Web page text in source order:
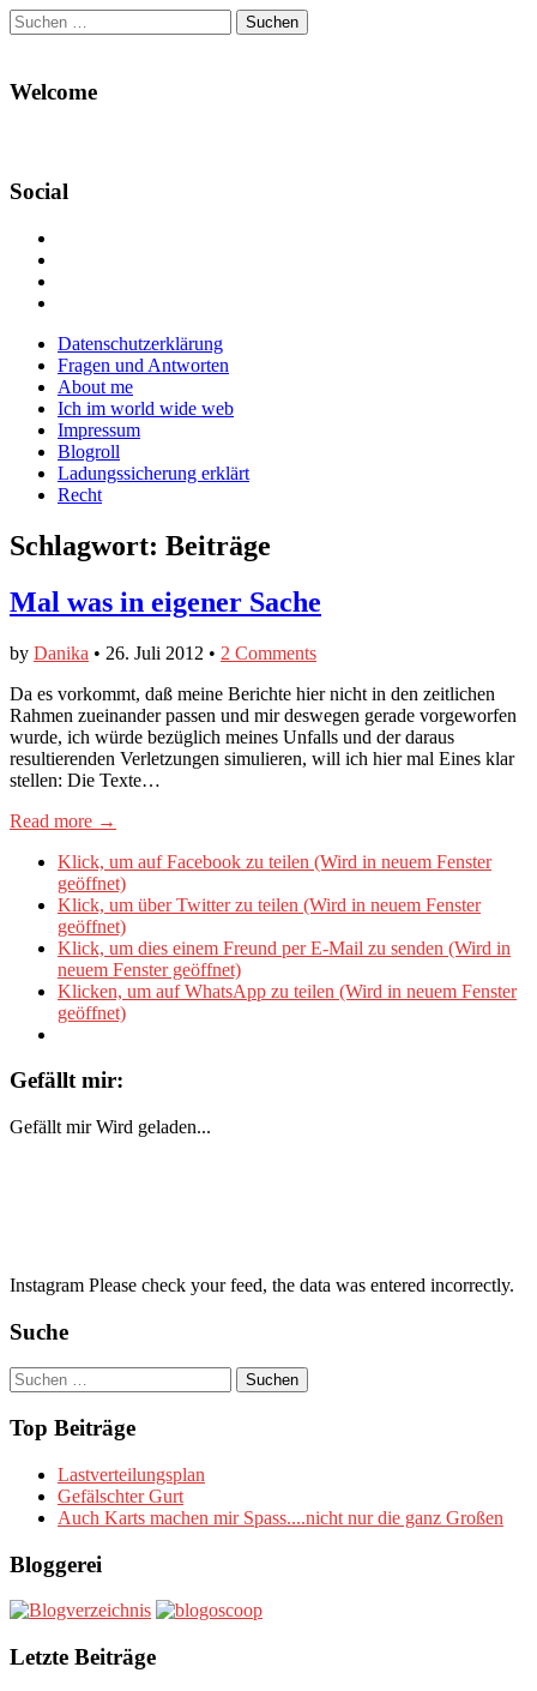
Suchen
nach:
Welcome
Social
Facebook
anzeigen
Twitter
anzeigen
auf
Instagram
anzeigen
Main
menu
Skip
content
Datenschutzerklärung
Fragen und Antworten
About me
Ich im world wide web
Impressum
Blogroll
Ladungssicherung erklärt
Recht
Schlagwort: Beiträge
Mal was in eigener Sache
by Danika • 26. Juli 2012 • 2 Comments
Da es vorkommt, daß meine Berichte hier nicht in den zeitlichen
Rahmen zueinander passen und mir deswegen gerade vorgeworfen
wurde, ich würde bezüglich meines Unfalls und der daraus
resultierenden Verletzungen simulieren, will ich hier mal Eines klar
stellen: Die Texte…
Read more →
Klick, um auf Facebook zu teilen (Wird in neuem Fenster
geöffnet)
Klick, um über Twitter zu teilen (Wird in neuem Fenster
geöffnet)
Klick, um dies einem Freund per E-Mail zu senden (Wird in
neuem Fenster geöffnet)
Klicken, um auf WhatsApp zu teilen (Wird in neuem Fenster
geöffnet)
Gefällt mir:
Gefällt mir Wird geladen...
Instagram Please check your feed, the data was entered incorrectly.
Suche
Suchen
nach:
Top Beiträge
Lastverteilungsplan
Gefälschter Gurt
Auch Karts machen mir Spass....nicht nur die ganz Großen
Bloggerei
Letzte Beiträge